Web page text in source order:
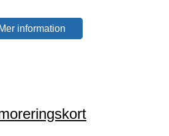
Mer information